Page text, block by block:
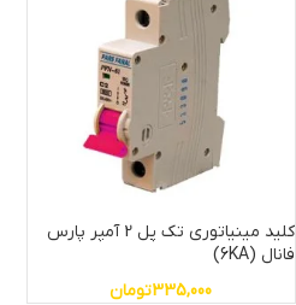
کلید مینیاتوری تک پل 2 آمپر پارس
فانال (6KA)
335,000تومان